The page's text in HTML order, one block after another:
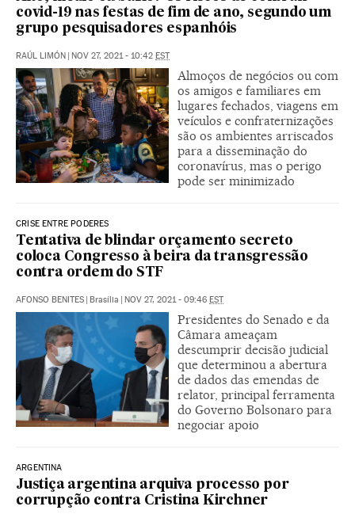
covid-19 nas festas de fim de ano, segundo um
grupo pesquisadores espanhóis
RAÚL LIMÓN | NOV 27, 2021 - 10:42 EST
Almoços de negócios ou com
os amigos e familiares em
lugares fechados, viagens em
veículos e confraternizações
são os ambientes arriscados
para a disseminação do
coronavírus, mas o perigo
pode ser minimizado
CRISE ENTRE PODERES
Tentativa de blindar orçamento secreto
coloca Congresso à beira da transgressão
contra ordem do STF
AFONSO BENITES | Brasília | NOV 27, 2021 - 09:46 EST
Presidentes do Senado e da
Câmara ameaçam
descumprir decisão judicial
que determinou a abertura
de dados das emendas de
relator, principal ferramenta
do Governo Bolsonaro para
negociar apoio
ARGENTINA
Justiça argentina arquiva processo por
corrupção contra Cristina Kirchner